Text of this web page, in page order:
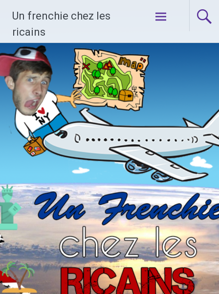
content
Un frenchie chez les
ricains